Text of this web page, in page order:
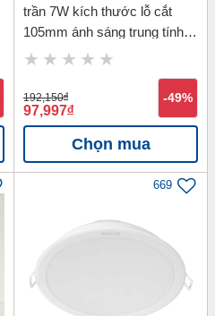
trần 7W kích thước lỗ cắt
105mm ánh sáng trung tính
Philips 59448 MESON 7W
192,150đ
97,997đ
-49%
Chọn mua
669